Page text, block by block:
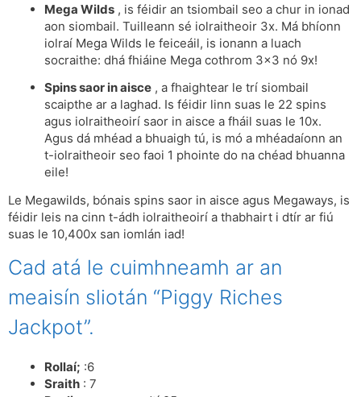
Mega Wilds , is féidir an tsiombail seo a chur in ionad
aon siombail. Tuilleann sé iolraitheoir 3x. Má bhíonn
iolraí Mega Wilds le feiceáil, is ionann a luach
socraithe: dhá fhiáine Mega cothrom 3×3 nó 9x!
Spins saor in aisce , a fhaightear le trí siombail
scaipthe ar a laghad. Is féidir linn suas le 22 spins
agus iolraitheoirí saor in aisce a fháil suas le 10x.
Agus dá mhéad a bhuaigh tú, is mó a mhéadaíonn an
t-iolraitheoir seo faoi 1 phointe do na chéad bhuanna
eile!
Le Megawilds, bónais spins saor in aisce agus Megaways, is
féidir leis na cinn t-ádh iolraitheoirí a thabhairt i dtír ar fiú
suas le 10,400x san iomlán iad!
Cad atá le cuimhneamh ar an
meaisín sliotán “Piggy Riches
Jackpot”.
Rollaí; :6
Sraith : 7